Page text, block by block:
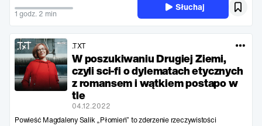
1 godz. 2 min
Słuchaj
.TXT
W poszukiwaniu Drugiej Ziemi,
czyli sci-fi o dylematach etycznych
z romansem i wątkiem postapo w
tle
04.12.2022
Powieść Magdaleny Salik „Płomień” to zderzenie rzeczywistości